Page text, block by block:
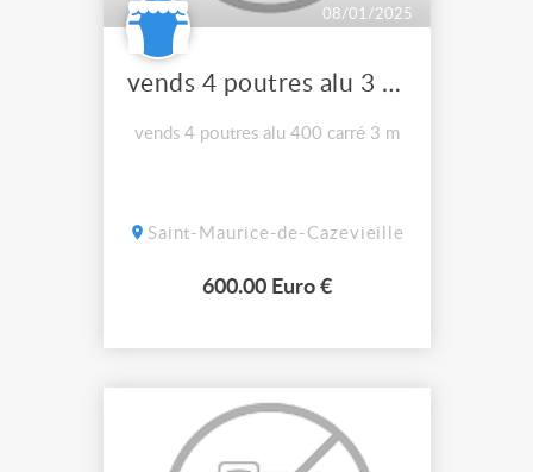
08/01/2025
vends 4 poutres alu 3 m 400 carré
vends 4 poutres alu 400 carré 3 m
Saint-Maurice-de-Cazevieille
600.00 Euro €